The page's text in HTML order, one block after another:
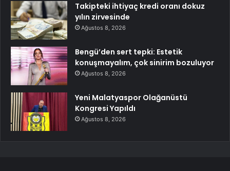
Takipteki ihtiyaç kredi oranı dokuz
yılın zirvesinde
Ağustos 8, 2026
Bengü’den sert tepki: Estetik
konuşmayalım, çok sinirim bozuluyor
Ağustos 8, 2026
Yeni Malatyaspor Olağanüstü
Kongresi Yapıldı
Ağustos 8, 2026